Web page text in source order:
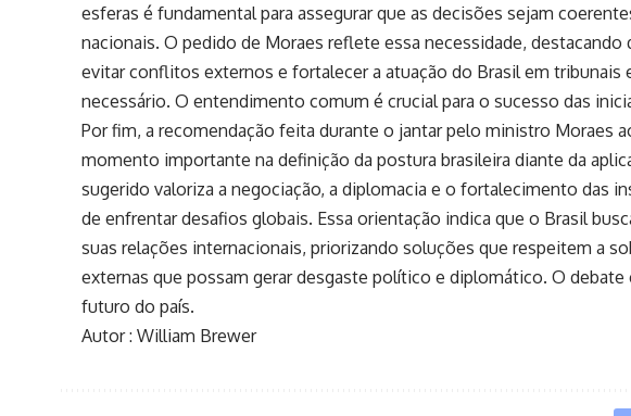
esferas é fundamental para assegurar que as decisões sejam
nacionais. O pedido de Moraes reflete essa necessidade, destacando
evitar conflitos externos e fortalecer a atuação do Brasil em tribunais
necessário. O entendimento comum é crucial para o sucesso das
Por fim, a recomendação feita durante o jantar pelo ministro Moraes
momento importante na definição da postura brasileira diante da
sugerido valoriza a negociação, a diplomacia e o fortalecimento das
de enfrentar desafios globais. Essa orientação indica que o Brasil
suas relações internacionais, priorizando soluções que respeitem a
externas que possam gerar desgaste político e diplomático. O
futuro do país.
Autor : William Brewer